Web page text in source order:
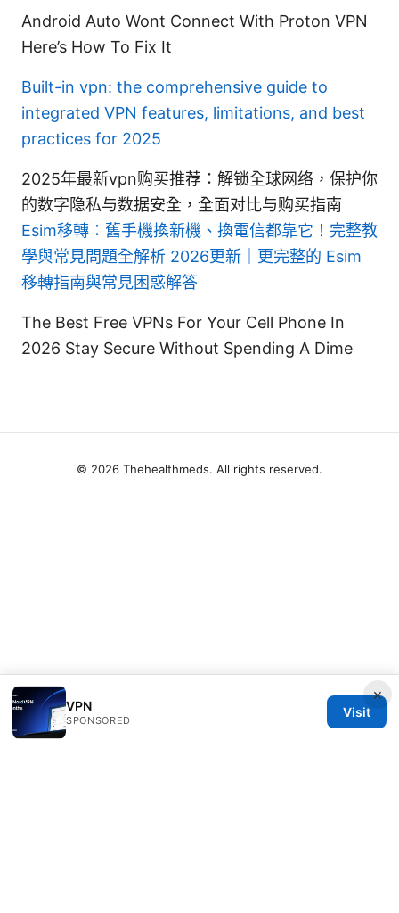
Android Auto Wont Connect With Proton VPN
Here’s How To Fix It
Built-in vpn: the comprehensive guide to
integrated VPN features, limitations, and best
practices for 2025
2025年最新vpn购买推荐：解锁全球网络，保护你
的数字隐私与数据安全，全面对比与购买指南
Esim移轉：舊手機換新機、換電信都靠它！完整教
學與常見問題全解析 2026更新｜更完整的 Esim
移轉指南與常見困惑解答
The Best Free VPNs For Your Cell Phone In
2026 Stay Secure Without Spending A Dime
×
VPN
SPONSORED
Visit
© 2026 Thehealthmeds. All rights reserved.